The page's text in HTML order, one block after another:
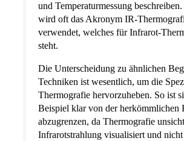
und Temperaturmessung
wird oft das Akronym IR-
verwendet, welches für Infrarot-
steht.
Die Unterscheidung zu ähnlichen
Techniken ist wesentlich, um die
Thermografie hervorzuheben. So ist
Beispiel klar von der herkömmlichen
abzugrenzen, da Thermografie
Infrarotstrahlung visualisiert und nicht